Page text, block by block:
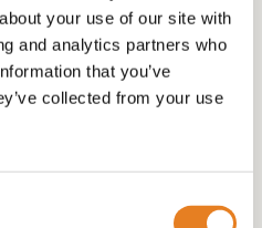
your use of our site with
and analytics partners who
that you’ve
collected from your use